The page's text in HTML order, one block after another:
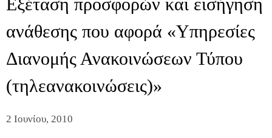
ανάθεσης που αφορά «Υπηρεσίες
Διανομής Ανακοινώσεων Τύπου
(τηλεανακοινώσεις)»
2 Ιουνίου, 2010